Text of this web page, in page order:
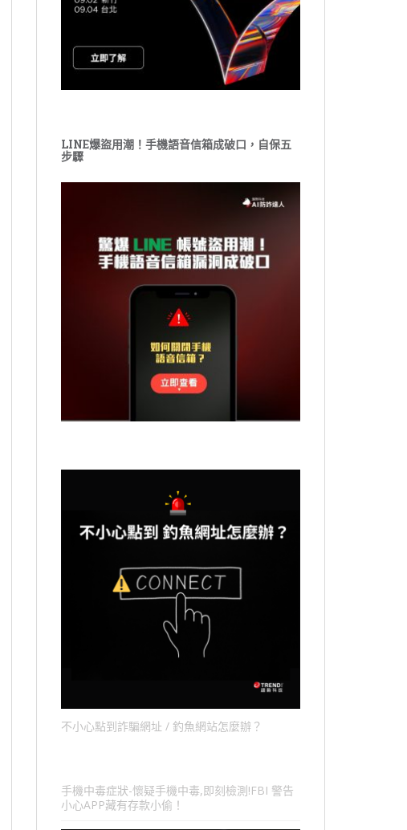
LINE爆盜用潮！手機語音信箱成破口，自保五
步驟
不小心點到詐騙網址 / 釣魚網站怎麼辦？
手機中毒症狀-懷疑手機中毒,即刻檢測!FBI 警告
小心APP藏有存款小偷！